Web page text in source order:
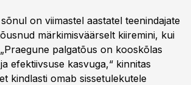
on viimastel aastatel teenindajate
märkimisväärselt kiiremini, kui
palgatõus on kooskõlas
efektiivsuse kasvuga,“ kinnitas
kindlasti omab sissetulekutele